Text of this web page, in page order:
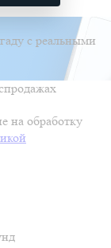
с реальными
на обработку